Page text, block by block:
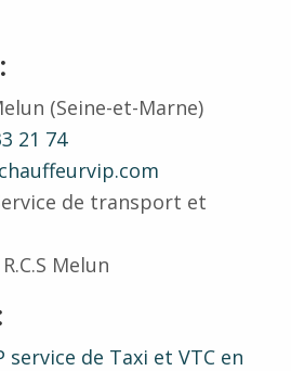
:
(Seine-et-Marne)
21 74
de transport et
Melun
de Taxi et VTC en